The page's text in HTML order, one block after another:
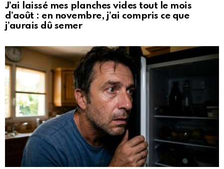
J’ai laissé mes planches vides tout le mois
d’août : en novembre, j’ai compris ce que
j’aurais dû semer